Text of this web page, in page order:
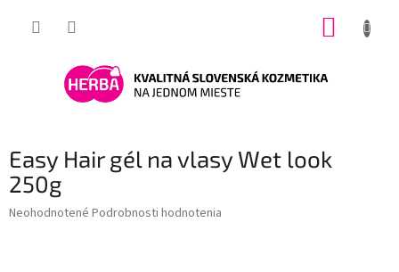
Easy Hair gél na vlasy Wet look
250g
Priemerné
Neohodnotené Podrobnosti hodnotenia